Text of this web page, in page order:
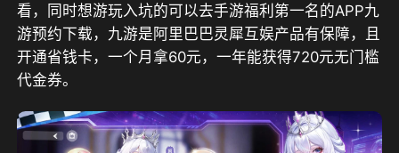
看，同时想游玩入坑的可以去手游福利第一名的APP九
游预约下载， 九游是阿里巴巴灵犀互娱产品有保障，且
开通省钱卡，一个月拿60元，一年能获得720元无门槛
代金券。